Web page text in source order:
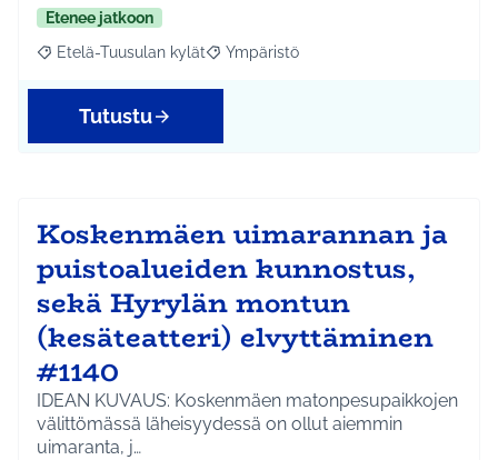
Etenee jatkoon
Rajaa tulokset aihepiirin mukaan: Etelä-Tuusulan kylät
Etelä-Tuusulan kylät Rajaa tulokset teeman mukaan:
Ympäristö
Tutustu
Koskenmäen uimarannan ja
puistoalueiden kunnostus,
sekä Hyrylän montun
(kesäteatteri) elvyttäminen
#1140
IDEAN KUVAUS: Koskenmäen matonpesupaikkojen
välittömässä läheisyydessä on ollut aiemmin
uimaranta, j…